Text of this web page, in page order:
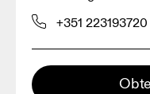
+351 223193720